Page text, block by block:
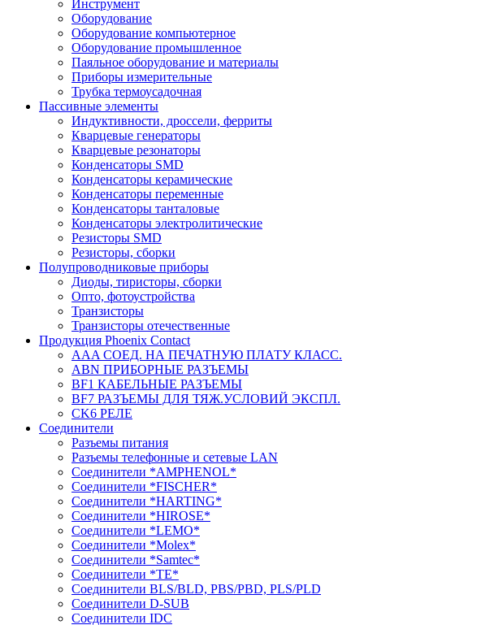
Инструмент
Оборудование
Оборудование компьютерное
Оборудование промышленное
Паяльное оборудование и материалы
Приборы измерительные
Трубка термоусадочная
Пассивные элементы
Индуктивности, дроссели, ферриты
Кварцевые генераторы
Кварцевые резонаторы
Конденсаторы SMD
Конденсаторы керамические
Конденсаторы переменные
Конденсаторы танталовые
Конденсаторы электролитические
Резисторы SMD
Резисторы, сборки
Полупроводниковые приборы
Диоды, тиристоры, сборки
Опто, фотоустройства
Транзисторы
Транзисторы отечественные
Продукция Phoenix Contact
AAA СОЕД. НА ПЕЧАТНУЮ ПЛАТУ КЛАСС.
ABN ПРИБОРНЫЕ РАЗЪЕМЫ
BF1 КАБЕЛЬНЫЕ РАЗЪЕМЫ
BF7 РАЗЪЕМЫ ДЛЯ ТЯЖ.УСЛОВИЙ ЭКСПЛ.
CK6 РЕЛЕ
Соединители
Разъемы питания
Разъемы телефонные и сетевые LAN
Соединители *AMPHENOL*
Соединители *FISCHER*
Соединители *HARTING*
Соединители *HIROSE*
Соединители *LEMO*
Соединители *Molex*
Соединители *Samtec*
Соединители *TE*
Соединители BLS/BLD, PBS/PBD, PLS/PLD
Соединители D-SUB
Соединители IDC